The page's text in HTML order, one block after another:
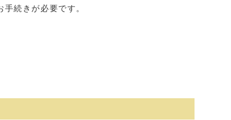
続きが必要です。